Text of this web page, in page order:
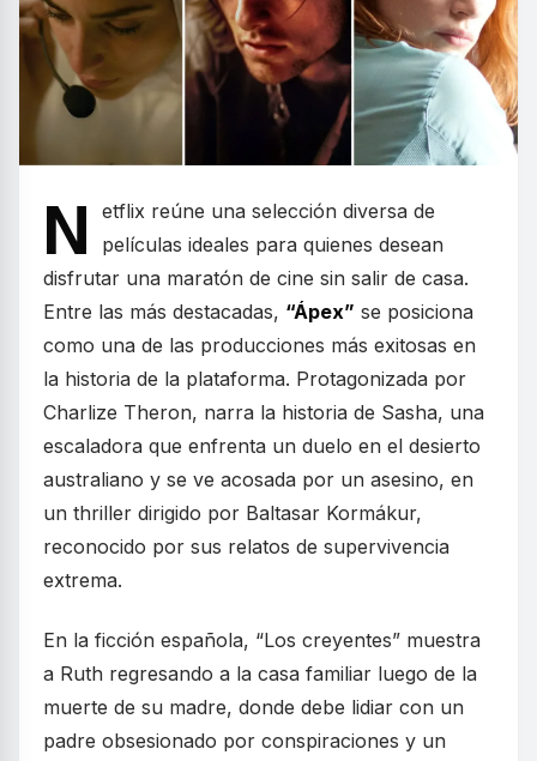
N
etflix reúne una selección diversa de
películas ideales para quienes desean
disfrutar una maratón de cine sin salir de casa.
Entre las más destacadas, “Ápex” se posiciona
como una de las producciones más exitosas en
la historia de la plataforma. Protagonizada por
Charlize Theron, narra la historia de Sasha, una
escaladora que enfrenta un duelo en el desierto
australiano y se ve acosada por un asesino, en
un thriller dirigido por Baltasar Kormákur,
reconocido por sus relatos de supervivencia
extrema.
En la ficción española, “Los creyentes” muestra
a Ruth regresando a la casa familiar luego de la
muerte de su madre, donde debe lidiar con un
padre obsesionado por conspiraciones y un